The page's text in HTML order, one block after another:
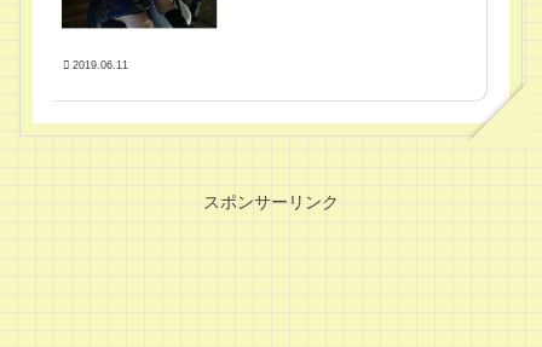
2019.06.11
スポンサーリンク